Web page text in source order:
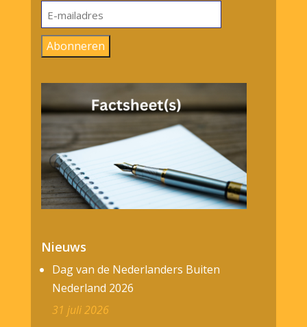
E-
mailadres
Abonneren
Nieuws
Dag van de Nederlanders Buiten
Nederland 2026
31 juli 2026